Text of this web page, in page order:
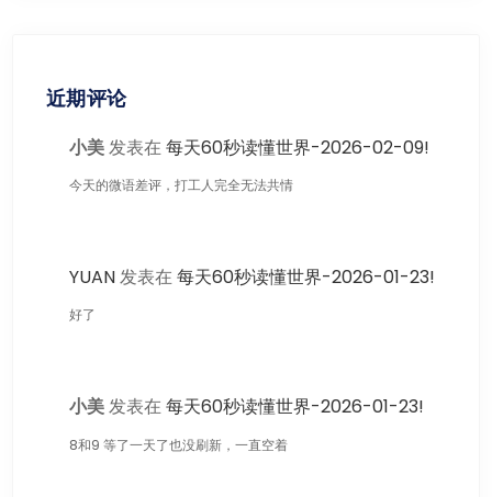
近期评论
小美发表在每天60秒读懂世界-2026-02-09!
今天的微语差评，打工人完全无法共情
YUAN发表在每天60秒读懂世界-2026-01-23!
好了
小美发表在每天60秒读懂世界-2026-01-23!
8和9 等了一天了也没刷新，一直空着